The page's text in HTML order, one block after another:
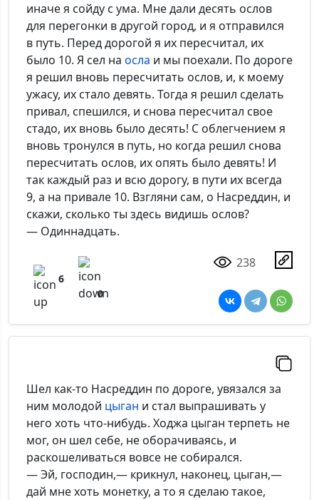
*Максимальное кол-во символов - 500. Ручная модерация.
Добавить
иначе я сойду с ума. Мне дали десять ослов
для перегонки в другой город, и я отправился
в путь. Перед дорогой я их пересчитал, их
было 10. Я сел на осла и мы поехали. По дороге
я решил вновь пересчитать ослов, и, к моему
ужасу, их стало девять. Тогда я решил сделать
привал, спешился, и снова пересчитал свое
стадо, их вновь было десять! С облегчением я
вновь тронулся в путь, но когда решил снова
пересчитать ослов, их опять было девять! И
так каждый раз и всю дорогу, в пути их всегда
9, а на привале 10. Взгляни сам, о Насреддин, и
скажи, сколько ты здесь видишь ослов?
— Одиннадцать.
6
0
238
Шел как-то Насреддин по дороге, увязался за
ним молодой цыган и стал выпрашивать у
него хоть что-нибудь. Ходжа цыган терпеть не
мог, он шел себе, не оборачиваясь, и
раскошеливаться вовсе не собирался.
— Эй, господин,— крикнул, наконец, цыган,—
дай мне хоть монетку, а то я сделаю такое,